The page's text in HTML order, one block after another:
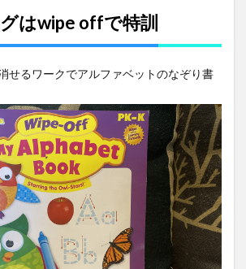
はwipe offで特訓
せるワークでアルファベットのなぞり書